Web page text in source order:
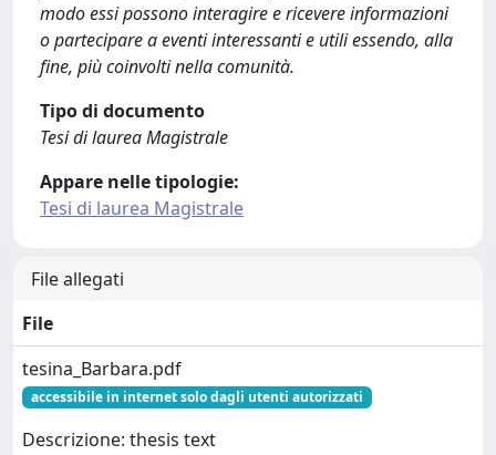
modo essi possono interagire e ricevere informazioni
o partecipare a eventi interessanti e utili essendo, alla
fine, più coinvolti nella comunità.
Tipo di documento
Tesi di laurea Magistrale
Appare nelle tipologie:
Tesi di laurea Magistrale
File allegati
File
tesina_Barbara.pdf
accessibile in internet solo dagli utenti autorizzati
Descrizione: thesis text